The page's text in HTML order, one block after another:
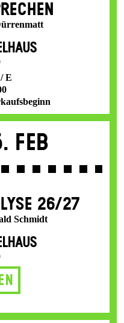
E
Feb
26/27
Schmidt